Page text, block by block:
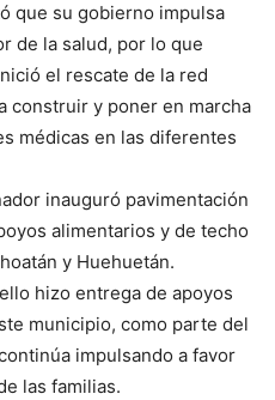
que su gobierno impulsa
de la salud, por lo que
el rescate de la red
construir y poner en marcha
médicas en las diferentes
inauguró pavimentación
alimentarios y de techo
y Huehuetán.
hizo entrega de apoyos
municipio, como parte del
impulsando a favor
las familias.